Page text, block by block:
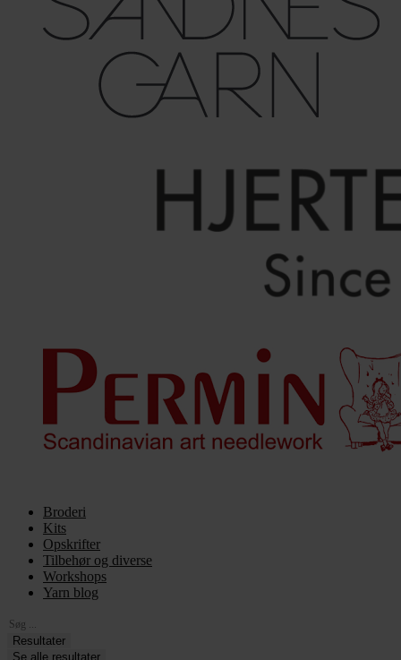
Broderi
Kits
Opskrifter
Tilbehør og diverse
Workshops
Yarn blog
Search
...Resultater
Se alle resultater